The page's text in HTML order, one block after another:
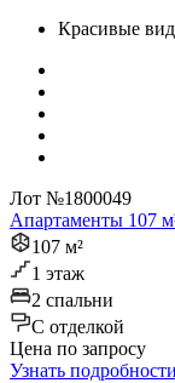
Красивые
Лот №1800049
Апартаменты 107
107 м²
1 этаж
2 спальни
C отделкой
Цена по запросу
Узнать подробности